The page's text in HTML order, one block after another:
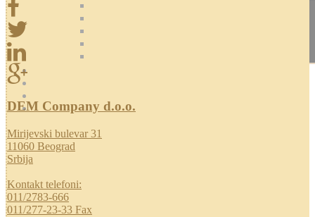
DEM Company d.o.o.
Mirijevski bulevar 31
11060 Beograd
Srbija
Kontakt telefoni:
011/2783-666
011/277-23-33 Fax